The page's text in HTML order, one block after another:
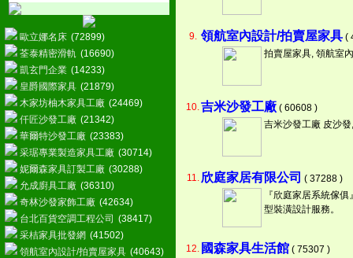
歐立娜名床 (72899)
荃泰精密滑軌 (16690)
凱玄門企業 (14233)
皇爵國際家具 (21879)
木家坊柚木家具工廠 (24469)
仟匠沙發工廠 (21342)
華爾特沙發工廠 (23383)
采琚專業製造家具工廠 (30714)
妮爾森家具訂製工廠 (30288)
允成廚具工廠 (36310)
奇林沙發家飾工廠 (42634)
台北百貨空調工程公司 (38417)
采桔家具批發網 (41502)
領航室內設計/拍賣屋家具 (40643)
9. 領航室內設計/拍賣屋家具 (
拍賣屋家具, 領航室
10.吉米沙發工廠 ( 60608 )
吉米沙發工廠 皮沙
11. 欣庭家居有限公司 ( 37288 )
『欣庭家居系統傢
型裝潢設計服務。
12. 國森家具生活館 ( 75307 )